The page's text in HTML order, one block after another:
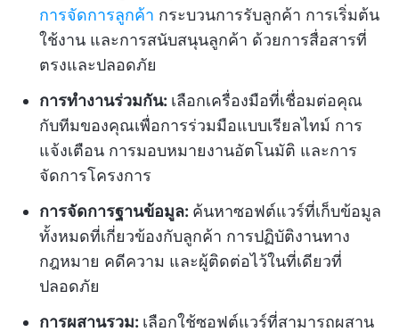
การจัดการลูกค้า กระบวนการรับลูกค้า การเริ่มต้น
ใช้งาน และการสนับสนุนลูกค้า ด้วยการสื่อสารที่
ตรงและปลอดภัย
การทำงานร่วมกัน: เลือกเครื่องมือที่เชื่อมต่อคุณ
กับทีมของคุณเพื่อการร่วมมือแบบเรียลไทม์ การ
แจ้งเตือน การมอบหมายงานอัตโนมัติ และการ
จัดการโครงการ
การจัดการฐานข้อมูล: ค้นหาซอฟต์แวร์ที่เก็บข้อมูล
ทั้งหมดที่เกี่ยวข้องกับลูกค้า การปฏิบัติงานทาง
กฎหมาย คดีความ และผู้ติดต่อไว้ในที่เดียวที่
ปลอดภัย
การผสานรวม: เลือกใช้ซอฟต์แวร์ที่สามารถผสาน